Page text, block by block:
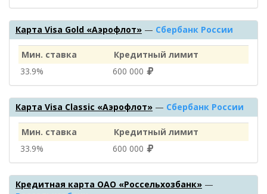
Карта Visa Gold «Аэрофлот» — Сбербанк России
Мин. ставка
Кредитный лимит
33.9%
600 000
Карта Visa Classic «Аэрофлот» — Сбербанк России
Мин. ставка
Кредитный лимит
33.9%
600 000
Кредитная карта ОАО «Россельхозбанк» —